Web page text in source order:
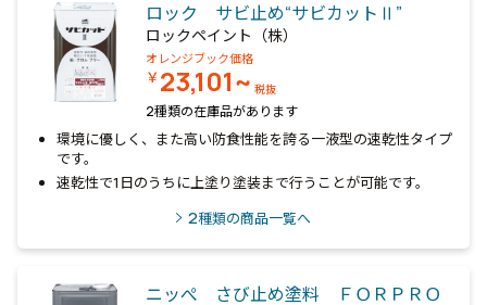
ロック サビ止め“サビカットⅡ”
ロックペイント（株）
オレンジブック価格
￥23,101~ 税抜
2種類の在庫品があります
環境に優しく、また高い防食性能を誇る一液型の速乾性タイプ
です。
速乾性で1日のうちに上塗り塗装まで行うことが可能です。
2種類の商品一覧へ
ニッぺ さび止め塗料 ＦＯＲＰＲＯ